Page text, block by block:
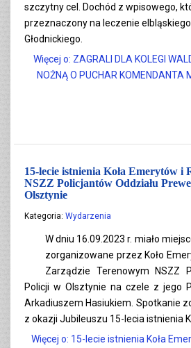
szczytny cel. Dochód z wpisowego,
przeznaczony na leczenie
Głodnickiego.
Więcej o: ZAGRALI DLA KOLEGI
NOŻNĄ O PUCHAR KOMENDANTA
15-lecie istnienia Koła Emerytów i
NSZZ Policjantów Oddziału
Olsztynie
Kategoria: Wydarzenia
W dniu 16.09.2023 r. miało
zorganizowane przez Koło
Zarządzie Terenowym NSZZ
Policji w Olsztynie na czele z jego
Arkadiuszem Hasiukiem. Spotkanie
z okazji Jubileuszu 15-lecia istnienia
Więcej o: 15-lecie istnienia Koła